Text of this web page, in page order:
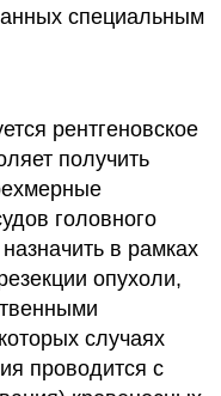
специальным
рентгеновское
получить
головного
в рамках
опухоли,
случаях
проводится с